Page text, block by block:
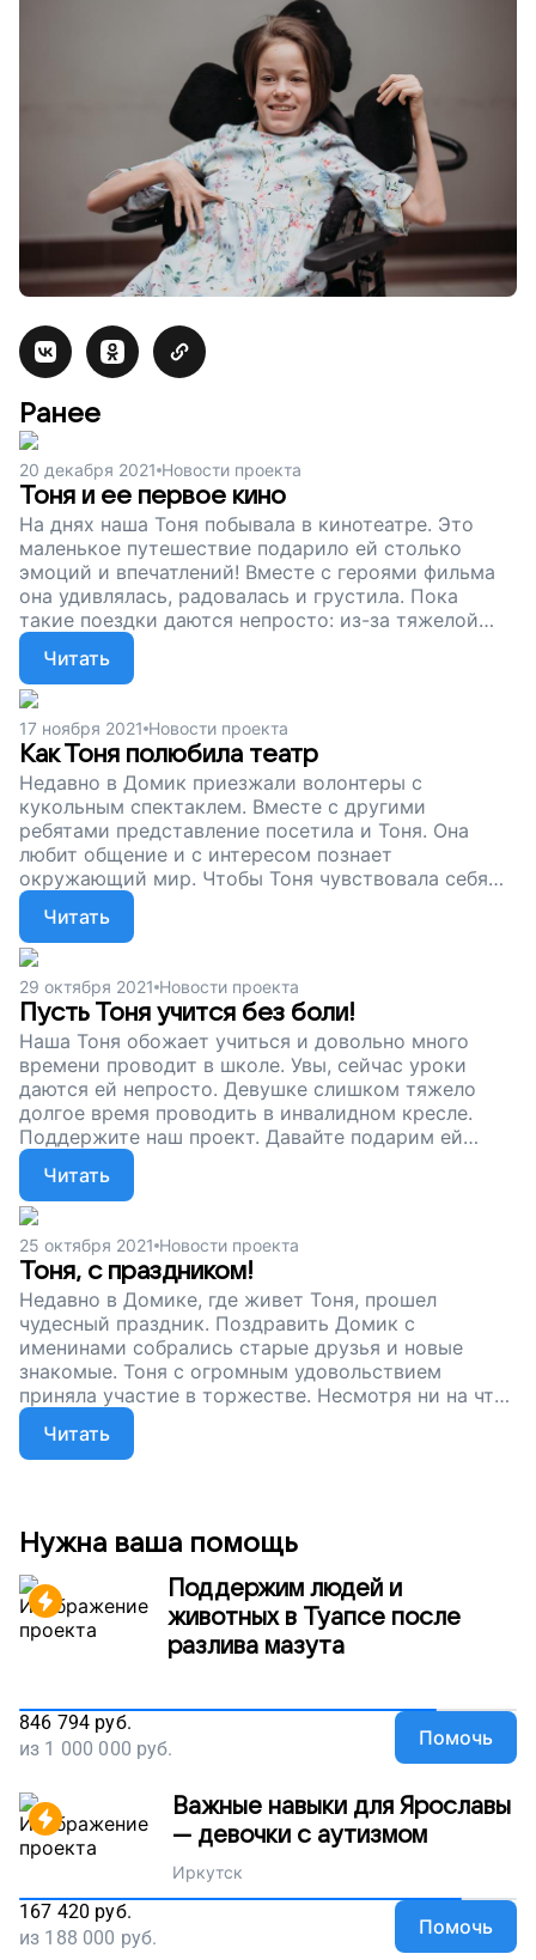
Ранее
20 декабря 2021 Новости проекта
Тоня и ее первое кино
На днях наша Тоня побывала в кинотеатре. Это
маленькое путешествие подарило ей столько
эмоций и впечатлений! Вместе с героями фильма
она удивлялась, радовалась и грустила. Пока
такие поездки даются непросто: из-за тяжелой
формы ДЦП и сколиоза Тоне невероятно сложно
сидеть в коляске, любое движение причиняет
девушке боль. Пожалуйста, помогите нам
оборудовать коляску для Тони. Подарим ей
возможность развиваться и быть активной!
Читать
17 ноября 2021 Новости проекта
Как Тоня полюбила театр
Недавно в Домик приезжали волонтеры с
кукольным спектаклем. Вместе с другими
ребятами представление посетила и Тоня. Она
любит общение и с интересом познает
окружающий мир. Чтобы Тоня чувствовала себя
комфортно на встречах и занятиях, ее коляску
нужно оборудовать специальным сиденьем. Без
него долго сидеть она не может – слишком больно.
Пожалуйста, помогите нам купить это важное
оборудование. Вместе подарим Тоне возможность
быть активной!
Читать
29 октября 2021 Новости проекта
Пусть Тоня учится без боли!
Наша Тоня обожает учиться и довольно много
времени проводит в школе. Увы, сейчас уроки
даются ей непросто. Девушке слишком тяжело
долгое время проводить в инвалидном кресле.
Поддержите наш проект. Давайте подарим ей
специальное сиденье и аксессуары для кресла.
Пусть Тоня живет и учится без боли!
Читать
25 октября 2021 Новости проекта
Тоня, с праздником!
Недавно в Домике, где живет Тоня, прошел
чудесный праздник. Поздравить Домик с
именинами собрались старые друзья и новые
знакомые. Тоня с огромным удовольствием
приняла участие в торжестве. Несмотря ни на что,
она невероятно жизнерадостная девушка и
обожает праздники. Мы продолжаем сбор для
нашей Тони. Давайте купим ей сиденье для
Читать
Нужна ваша помощь
Поддержим людей и
животных в Туапсе после
разлива мазута
846 794 руб.
из 1 000 000 руб. Помочь
Важные навыки для Ярославы
— девочки с аутизмом
Иркутск
167 420 руб.
из 188 000 руб. Помочь